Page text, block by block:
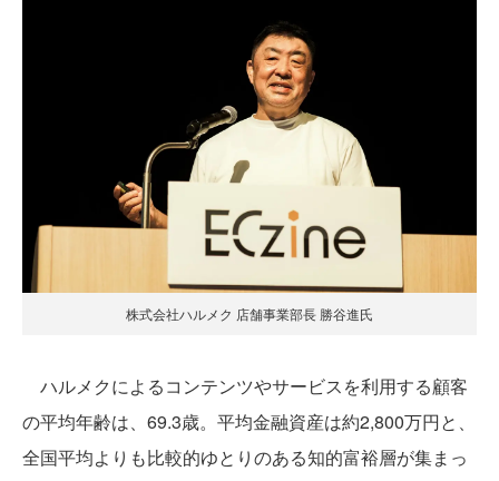
株式会社ハルメク 店舗事業部長 勝谷進氏
ハルメクによるコンテンツやサービスを利用する顧客
の平均年齢は、69.3歳。平均金融資産は約2,800万円と、
全国平均よりも比較的ゆとりのある知的富裕層が集まっ